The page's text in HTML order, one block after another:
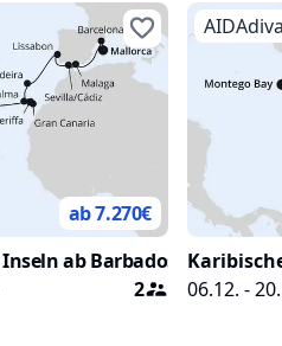
ab 7.270€
ab Barbados
2
AIDAdiva
06.12. -